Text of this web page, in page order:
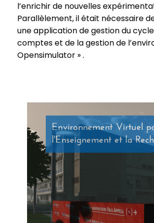
l’enrichir de nouvelles
Parallèlement, il était nécessaire
une application de gestion du
comptes et de la gestion de
Opensimulator » .